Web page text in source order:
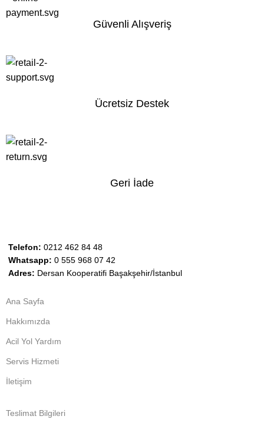
Güvenli Alışveriş
Ücretsiz Destek
Geri İade
Telefon: 0212 462 84 48
Whatsapp: 0 555 968 07 42
Adres: Dersan Kooperatifi Başakşehir/İstanbul
Ana Sayfa
Hakkımızda
Acil Yol Yardım
Servis Hizmeti
İletişim
Teslimat Bilgileri